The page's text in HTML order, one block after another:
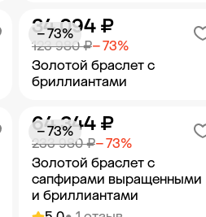
Добавить в корзину
Золотой браслет с
бриллиантами
123 980 ₽− 73%
34 094 ₽
− 73%
Добавить в корзину
Золотой браслет с
сапфирами выращенными
и бриллиантами
233 980 ₽− 73%
64 344 ₽
− 73%